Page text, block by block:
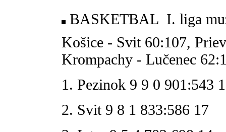
BASKETBAL  I. liga
Košice - Svit 60:107,
Krompachy - Lučenec
1. Pezinok 9 9 0 901:543
2. Svit 9 8 1 833:586 17